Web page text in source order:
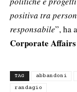
positiva tra
responsabile”, ha
Corporate
TAG abbandoni
randagio